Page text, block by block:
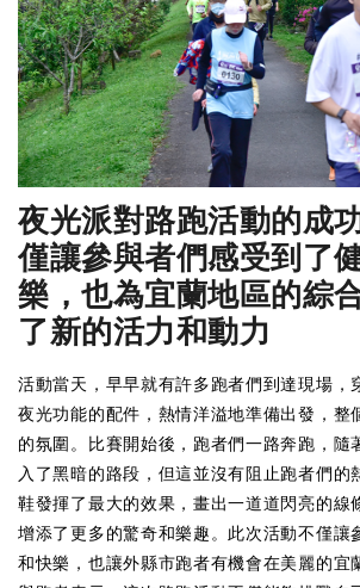
夜光派對路跑活動的成
僅讓參與者們感受到了
樂，也為宜蘭地區的綜
了新的活力和動力
活動當天，早早就有許多跑者們到達現場，
夜光功能的配件，熱情洋溢地準備出發，整
的氛圍。比賽開始後，跑者們一路奔跑，隨
入了黑暗的路段，但這並沒有阻止跑者們的
鞋發揮了最大的效果，畫出一道道閃亮的線
增添了更多的驚奇和樂趣。此次活動不僅讓
和快樂，也讓外縣市跑者有機會在美麗的宜